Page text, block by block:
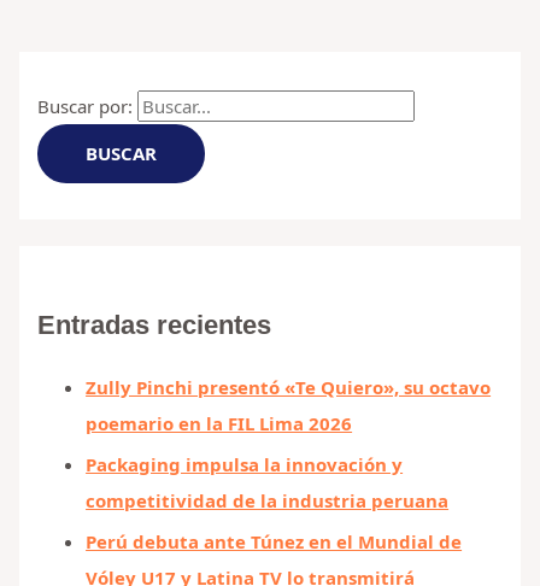
Buscar por:
Entradas recientes
Zully Pinchi presentó «Te Quiero», su octavo
poemario en la FIL Lima 2026
Packaging impulsa la innovación y
competitividad de la industria peruana
Perú debuta ante Túnez en el Mundial de
Vóley U17 y Latina TV lo transmitirá